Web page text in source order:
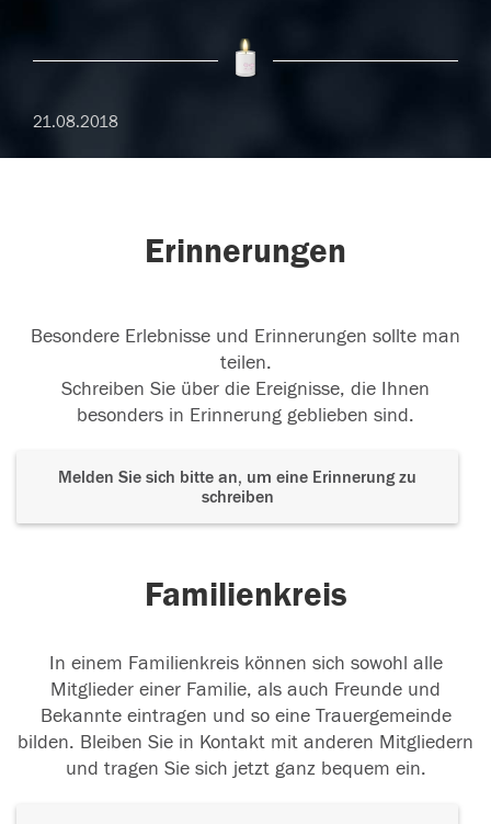
21.08.2018
Erinnerungen
Besondere Erlebnisse und Erinnerungen sollte man
teilen.
Schreiben Sie über die Ereignisse, die Ihnen
besonders in Erinnerung geblieben sind.
Melden Sie sich bitte an, um eine Erinnerung zu
schreiben
Familienkreis
In einem Familienkreis können sich sowohl alle
Mitglieder einer Familie, als auch Freunde und
Bekannte eintragen und so eine Trauergemeinde
bilden. Bleiben Sie in Kontakt mit anderen Mitgliedern
und tragen Sie sich jetzt ganz bequem ein.